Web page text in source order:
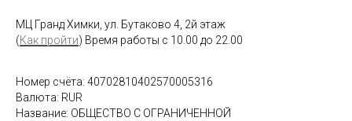
МЦ Гранд Химки, ул. Бутаково 4, 2й этаж
(Как пройти) Время работы с 10.00 до 22.00
Номер счёта: 40702810402570005316
Валюта: RUR
Название: ОБЩЕСТВО С ОГРАНИЧЕННОЙ